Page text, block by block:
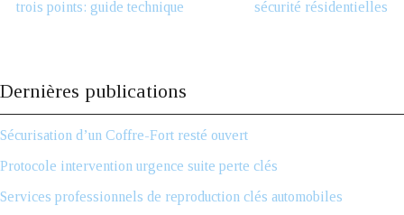
trois points: guide technique
sécurité résidentielles
Dernières publications
Sécurisation d’un Coffre-Fort resté ouvert
Protocole intervention urgence suite perte clés
Services professionnels de reproduction clés automobiles